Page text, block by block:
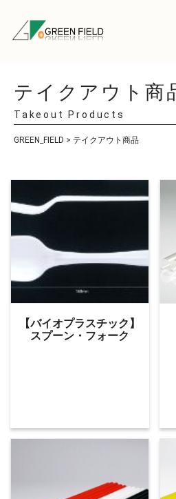
テイクアウト商
Takeout Products
GREEN_FIELD > テイクアウト商品
【バイオプラスチック】
スプーン・フォーク